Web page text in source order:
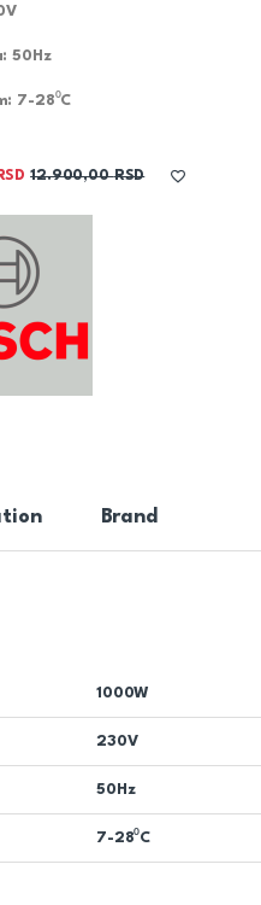
50Hz
7-28⁰C
RSD 12.900,00RSD
Brand
1000W
230V
50Hz
7-28⁰C